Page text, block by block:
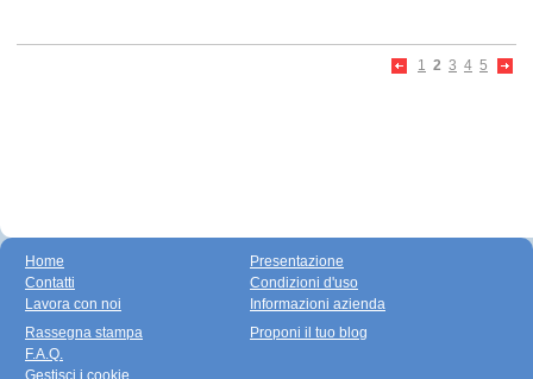
1 2 3 4 5
Home
Contatti
Lavora con noi
Presentazione
Condizioni d'uso
Informazioni azienda
Rassegna stampa
F.A.Q.
Gestisci i cookie
Proponi il tuo blog